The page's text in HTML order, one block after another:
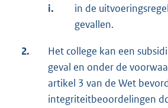
i.
in de
gevallen.
2.
Het college kan een
geval en onder de
artikel 3 van de Wet
integriteitbeoordelingen